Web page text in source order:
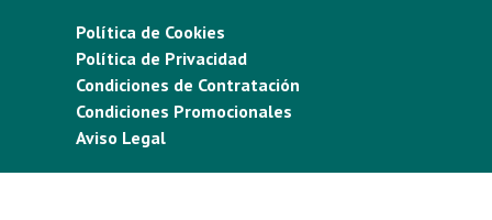
Política de Cookies
Política de Privacidad
Condiciones de Contratación
Condiciones Promocionales
Aviso Legal